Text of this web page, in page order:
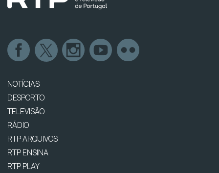
NOTÍCIAS
DESPORTO
TELEVISÃO
RÁDIO
RTP ARQUIVOS
RTP ENSINA
RTP PLAY